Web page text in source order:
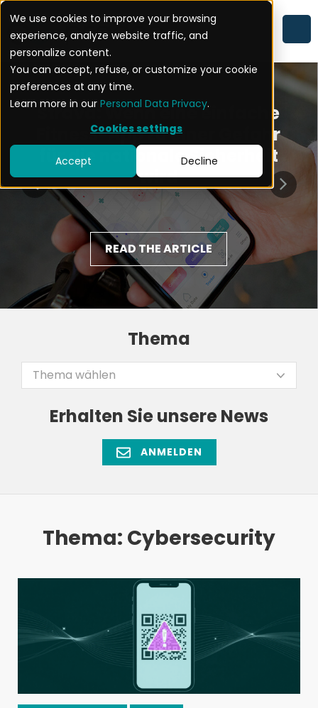
We use cookies to improve your browsing
experience, analyze website traffic, and
personalize content.
You can accept, refuse, or customize your cookie
preferences at any time.
Learn more in our Personal Data Privacy.
Cookies settings
Accept Decline
Strava: Wenn eine einfache
Fitness-App zu einer Gefahr
für die nationale Sicherheit
wird
READ THE ARTICLE
Thema
Thema wählen
Erhalten Sie unsere News
ANMELDEN
Thema: Cybersecurity